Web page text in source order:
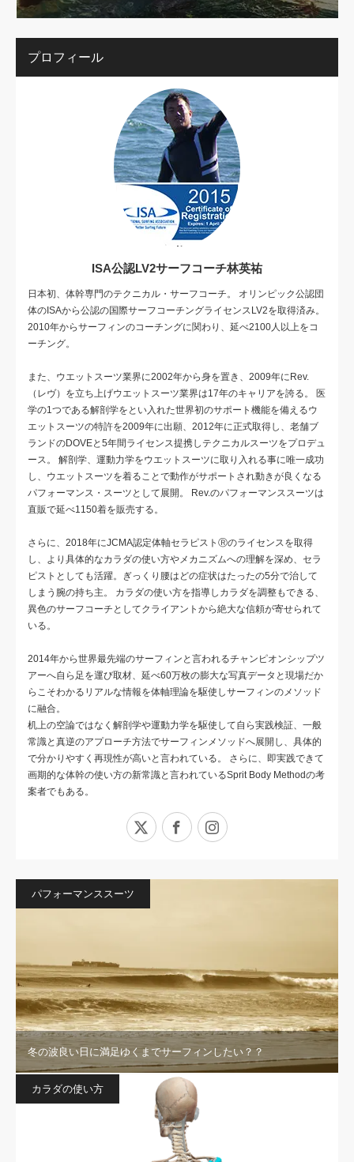
プロフィール
ISA公認LV2サーフコーチ林英祐
日本初、体幹専門のテクニカル・サーフコーチ。 オリンピック公認団
体のISAから公認の国際サーフコーチングライセンスLV2を取得済み。
2010年からサーフィンのコーチングに関わり、延べ2100人以上をコ
ーチング。
また、ウエットスーツ業界に2002年から身を置き、2009年にRev.
（レヴ）を立ち上げウエットスーツ業界は17年のキャリアを誇る。 医
学の1つである解剖学をとい入れた世界初のサポート機能を備えるウ
エットスーツの特許を2009年に出願、2012年に正式取得し、老舗ブ
ランドのDOVEと5年間ライセンス提携しテクニカルスーツをプロデュ
ース。 解剖学、運動力学をウエットスーツに取り入れる事に唯一成功
し、ウエットスーツを着ることで動作がサポートされ動きが良くなる
パフォーマンス・スーツとして展開。 Rev.のパフォーマンススーツは
直販で延べ1150着を販売する。
さらに、2018年にJCMA認定体軸セラピストⓇのライセンスを取得
し、より具体的なカラダの使い方やメカニズムへの理解を深め、セラ
ピストとしても活躍。ぎっくり腰はどの症状はたったの5分で治して
しまう腕の持ち主。 カラダの使い方を指導しカラダを調整もできる、
異色のサーフコーチとしてクライアントから絶大な信頼が寄せられて
いる。
2014年から世界最先端のサーフィンと言われるチャンピオンシップツ
アーへ自ら足を運び取材、延べ60万枚の膨大な写真データと現場だか
らこそわかるリアルな情報を体軸理論を駆使しサーフィンのメソッド
に融合。
机上の空論ではなく解剖学や運動力学を駆使して自ら実践検証、一般
常識と真逆のアプローチ方法でサーフィンメソッドへ展開し、具体的
で分かりやすく再現性が高いと言われている。 さらに、即実践できて
画期的な体幹の使い方の新常識と言われているSprit Body Methodの考
案者でもある。
Facebook
パフォーマンススーツ
冬の波良い日に満足ゆくまでサーフィンしたい？？
カラダの使い方